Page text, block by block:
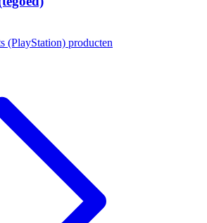
(PlayStation) producten